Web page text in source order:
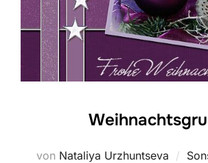
von Nataliya Urzhuntseva